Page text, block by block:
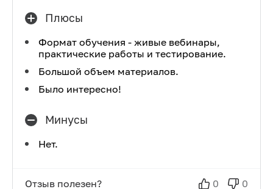
Плюсы
Формат обучения - живые вебинары,
практические работы и тестирование.
Большой объем материалов.
Было интересно!
Минусы
Нет.
Отзыв полезен? 0 0